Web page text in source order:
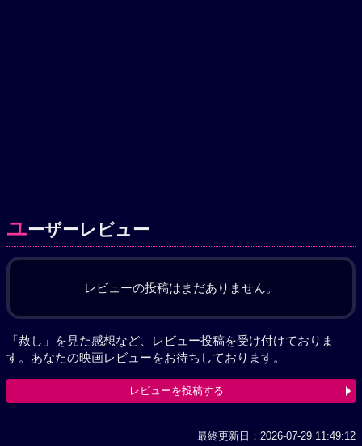
ユーザーレビュー
レビューの投稿はまだありません。
「赦し」を見た感想など、レビュー投稿を受け付けておりま
す。あなたの映画レビューをお待ちしております。
レビューを投稿する
最終更新日：2026-07-29 11:49:12